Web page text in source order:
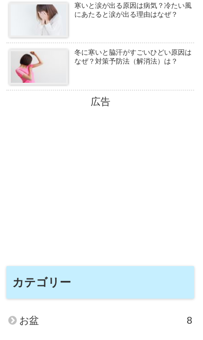
寒いと涙が出る原因は病気？冷たい風
にあたると涙が出る理由はなぜ？
冬に寒いと脇汗がすごいひどい原因は
なぜ？対策予防法（解消法）は？
広告
カテゴリー
お盆 8